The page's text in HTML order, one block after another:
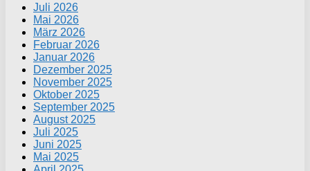
Juli 2026
Mai 2026
März 2026
Februar 2026
Januar 2026
Dezember 2025
November 2025
Oktober 2025
September 2025
August 2025
Juli 2025
Juni 2025
Mai 2025